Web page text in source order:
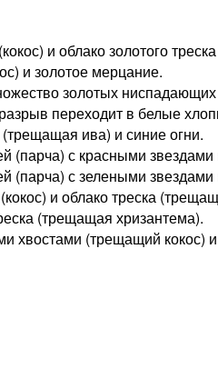
и облако золотого
и золотое мерцание.
золотых
переходит в белые
ива) и синие огни.
с красными звездами
с зелеными звездами
и облако треска
(трещащая хризантема).
хвостами (трещащий кокос)